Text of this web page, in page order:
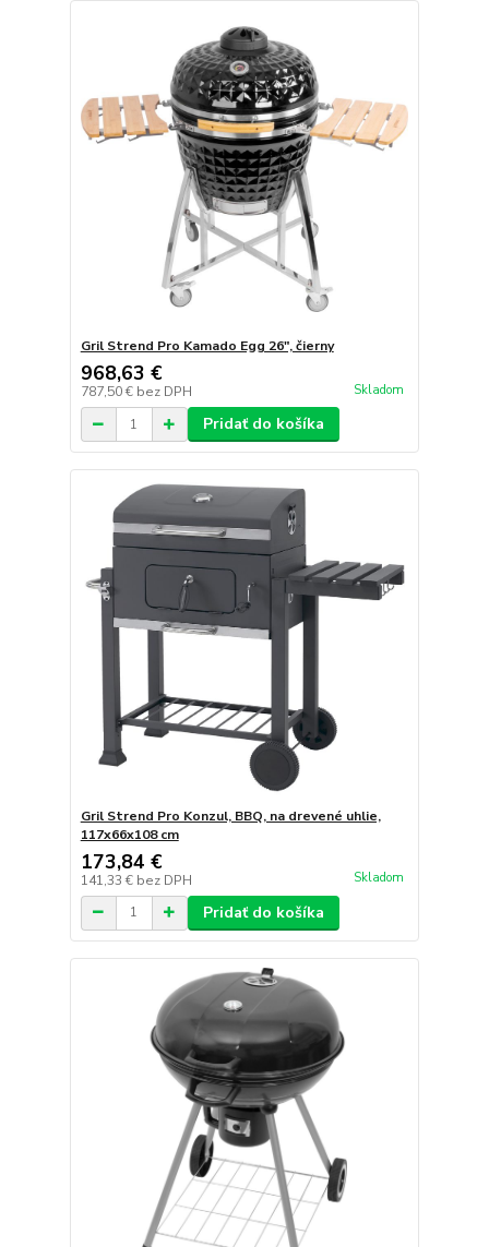
Gril Strend Pro Kamado Egg 26", čierny
968,63 €
787,50 € bez DPH Skladom
Pridať do košíka
Gril Strend Pro Konzul, BBQ, na drevené uhlie,
117x66x108 cm
173,84 €
141,33 € bez DPH Skladom
Pridať do košíka